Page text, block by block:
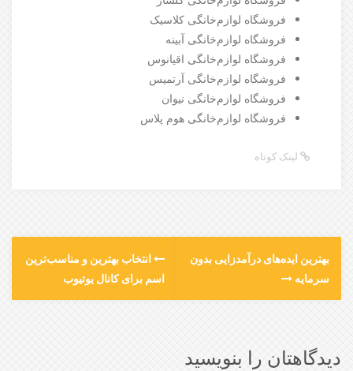
فروشگاه لوازم‌خانگی کلاسیک
فروشگاه لوازم‌خانگی آبینه
فروشگاه لوازم‌خانگی اقیانوس
فروشگاه لوازم‌خانگی آرتمیس
فروشگاه لوازم‌خانگی نیوان
فروشگاه لوازم‌خانگی هوم پلاس
لینک کوتاه
انتخاب بهترین و مناسب‌ترین
اسم برای کانال یوتیوب
بهترین ایده‌های درآمدزایی بدون
سرمایه
دیدگاهتان را بنویسید